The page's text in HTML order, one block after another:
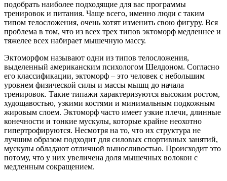
подобрать наиболее подходящие для вас программы
тренировок и питания. Чаще всего, именно люди с таким
типом телосложения, очень хотят изменить свою фигуру. Вся
проблема в том, что из всех трех типов эктоморф медленнее и
тяжелее всех набирает мышечную массу.
Эктоморфом называют одни из типов телосложения,
выделенный американским психологом Шелдоном. Согласно
его классификации, эктоморф – это человек с небольшим
уровнем физической силы и массы мышц до начала
тренировок. Такие типажи характеризуются высоким ростом,
худощавостью, узкими костями и минимальным подкожным
жировым слоем. Эктоморф часто имеет узкие плечи, длинные
конечности и тонкие мускулы, которые крайне неохотно
гипертрофируются. Несмотря на то, что их структура не
лучшим образом подходит для силовых спортивных занятий,
мускулы обладают отличной выносливостью. Происходит это
потому, что у них увеличена доля мышечных волокон с
медленным сокращением.